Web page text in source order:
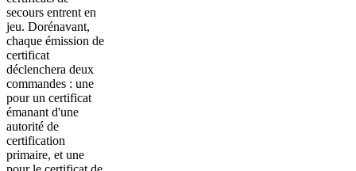
secours entrent en
jeu. Dorénavant,
chaque émission de
certificat
déclenchera deux
commandes : une
pour un certificat
émanant d'une
autorité de
certification
primaire, et une